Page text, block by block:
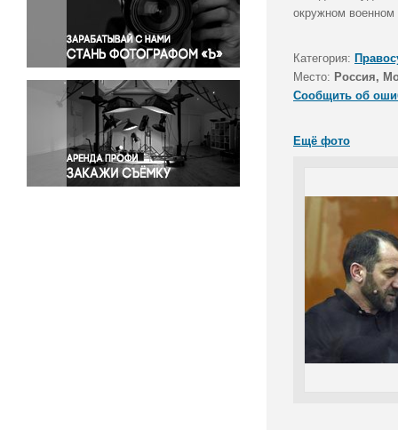
Правосудие
Происшествия и конфликты
Религия
Светская жизнь
Спорт
Экология
Экономика и бизнес
окружном военном
Категория:
Место: Россия,
Сообщить об
Ещё фото